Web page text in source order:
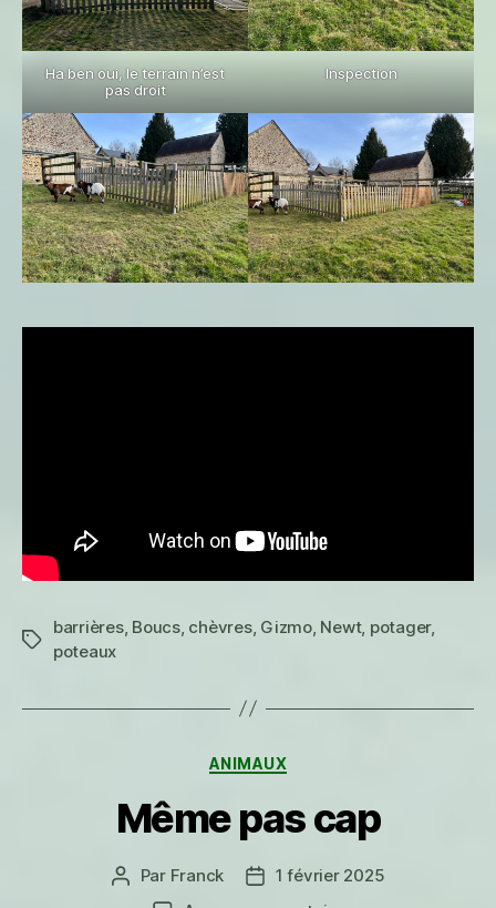
Ha ben oui, le terrain n’est
pas droit
Inspection
Étiquettes
barrières, Boucs, chèvres, Gizmo, Newt, potager,
poteaux
Catégories
ANIMAUX
Même pas cap
Auteur
Par Franck
Date1 février 2025